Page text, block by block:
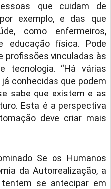
que cuidam de
exemplo, e das que
como enfermeiros,
educação física. Pode
profissões vinculadas às
tecnologia. “Há várias
conhecidas que podem
sabe que existem e as
Esta é a perspectiva
deve criar mais
Se os Humanos
da Autorrealização, a
se antecipar em